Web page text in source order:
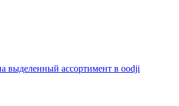
выделенный ассортимент в oodji